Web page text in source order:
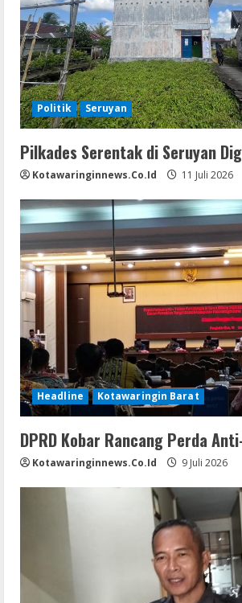
Politik Seruyan
Pilkades Serentak di Seruyan
Kotawaringinnews.co.id 11 Juli 2026
Headline Kotawaringin Barat
DPRD Kobar Rancang Perda
Kotawaringinnews.co.id 9 Juli 2026